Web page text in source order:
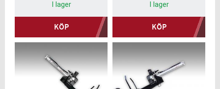
I lager
KÖP
I lager
KÖP